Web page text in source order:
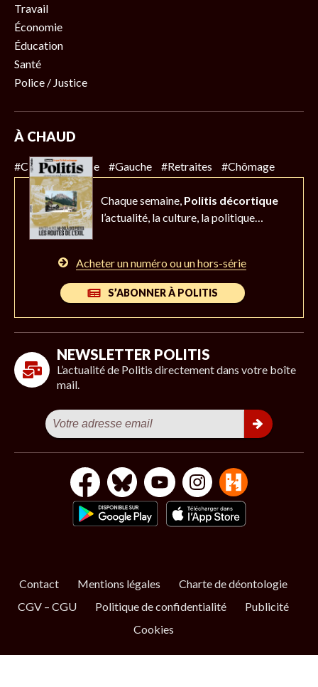
Travail
Économie
Éducation
Santé
Police / Justice
À CHAUD
#Climat #Police #Gauche #Retraites #Chômage
Chaque semaine, Politis décortique
l’actualité, la culture, la politique…
Acheter un numéro ou un hors-série
S’ABONNER À POLITIS
NEWSLETTER POLITIS
L’actualité de Politis directement dans votre boîte
mail.
Contact Mentions légales
Charte de déontologie
CGV – CGU
Politique de confidentialité
Publicité
Cookies